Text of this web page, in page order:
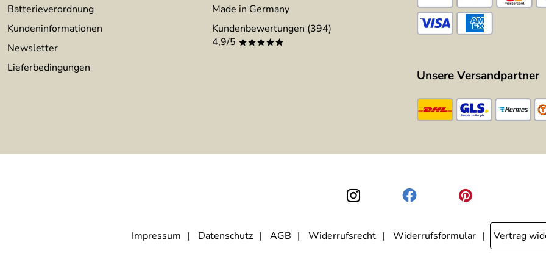
Batterieverordnung
Kundeninformationen
Newsletter
Lieferbedingungen
Made in Germany
Kundenbewertungen (394)
4,9/5 *****
Unsere Versandpartner
Impressum Datenschutz AGB Widerrufsrecht Widerrufsformular Vertrag